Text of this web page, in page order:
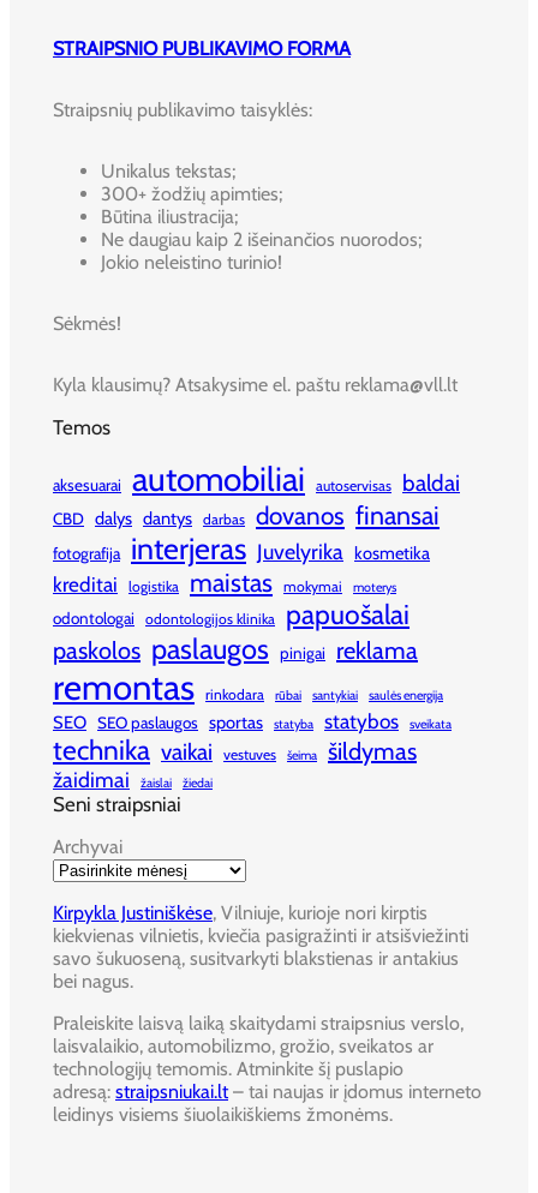
STRAIPSNIO PUBLIKAVIMO FORMA
Straipsnių publikavimo taisyklės:
Unikalus tekstas;
300+ žodžių apimties;
Būtina iliustracija;
Ne daugiau kaip 2 išeinančios nuorodos;
Jokio neleistino turinio!
Sėkmės!
Kyla klausimų? Atsakysime el. paštu reklama@vll.lt
Temos
aksesuarai automobiliai autoservisas baldai
CBD dalys dantys darbas dovanos finansai
fotografija interjeras Juvelyrika kosmetika
kreditai logistika maistas mokymai moterys
odontologai odontologijos klinika papuošalai
paskolos paslaugos pinigai reklama
remontas rinkodara rūbai santykiai saulės energija
SEO SEO paslaugos sportas statyba statybos sveikata
technika vaikai vestuves šeima šildymas
žaidimai žaislai žiedai
Seni straipsniai
Archyvai
Kirpykla Justiniškėse, Vilniuje, kurioje nori kirptis
kiekvienas vilnietis, kviečia pasigražinti ir atsišviežinti
savo šukuoseną, susitvarkyti blakstienas ir antakius
bei nagus.
Praleiskite laisvą laiką skaitydami straipsnius verslo,
laisvalaikio, automobilizmo, grožio, sveikatos ar
technologijų temomis. Atminkite šį puslapio
adresą: straipsniukai.lt– tai naujas ir įdomus interneto
leidinys visiems šiuolaikiškiems žmonėms.